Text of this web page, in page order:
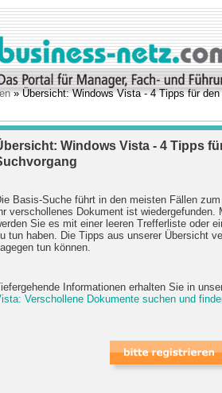
» Übersicht: Windows Vista - 4 Tipps für
Windows Vista - 4 Tipps
Basis-Suche führt in den meisten Fällen
verschollenes Dokument ist wiedergefunden.
Sie es mit einer leeren Trefferliste oder
tun haben. Die Tipps aus unserer Übersicht
tun können.
Informationen erhalten Sie in
Verschollene Dokumente suchen und